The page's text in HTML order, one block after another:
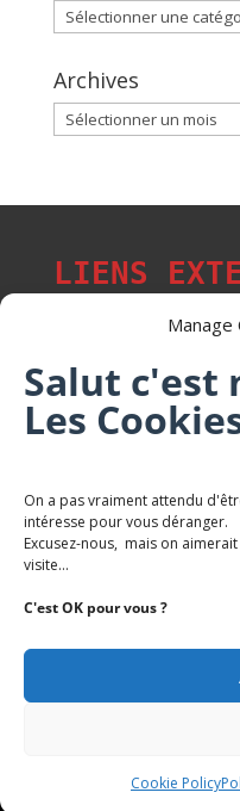
Manage
Salut c'est
Les
On a pas vraiment attendu
intéresse pour vous déranger.
Excusez-nous, mais on
visite...
C'est OK pour vous ?
Cookie Policy
Catégories
Archives
Archives
LIENS
Les p'tits citoyens
Trail Saintmartinois
Karaté Mont Saint